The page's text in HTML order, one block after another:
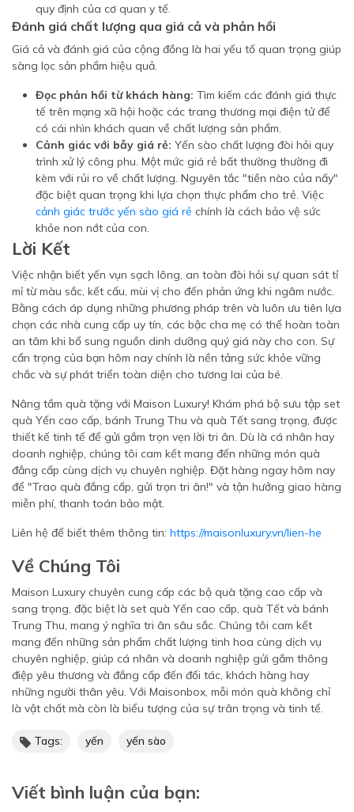
quy định của cơ quan y tế.
Đánh giá chất lượng qua giá cả và phản hồi
Giá cả và đánh giá của cộng đồng là hai yếu tố quan trọng giúp
sàng lọc sản phẩm hiệu quả.
Đọc phản hồi từ khách hàng: Tìm kiếm các đánh giá thực
tế trên mạng xã hội hoặc các trang thương mại điện tử để
có cái nhìn khách quan về chất lượng sản phẩm.
Cảnh giác với bẫy giá rẻ: Yến sào chất lượng đòi hỏi quy
trình xử lý công phu. Một mức giá rẻ bất thường thường đi
kèm với rủi ro về chất lượng. Nguyên tắc "tiền nào của nấy"
đặc biệt quan trọng khi lựa chọn thực phẩm cho trẻ. Việc
cảnh giác trước yến sào giá rẻ chính là cách bảo vệ sức
khỏe non nớt của con.
Lời Kết
Việc nhận biết yến vụn sạch lông, an toàn đòi hỏi sự quan sát tỉ
mỉ từ màu sắc, kết cấu, mùi vị cho đến phản ứng khi ngâm nước.
Bằng cách áp dụng những phương pháp trên và luôn ưu tiên lựa
chọn các nhà cung cấp uy tín, các bậc cha mẹ có thể hoàn toàn
an tâm khi bổ sung nguồn dinh dưỡng quý giá này cho con. Sự
cẩn trọng của bạn hôm nay chính là nền tảng sức khỏe vững
chắc và sự phát triển toàn diện cho tương lai của bé.
Nâng tầm quà tặng với Maison Luxury! Khám phá bộ sưu tập set
quà Yến cao cấp, bánh Trung Thu và quà Tết sang trọng, được
thiết kế tinh tế để gửi gắm trọn vẹn lời tri ân. Dù là cá nhân hay
doanh nghiệp, chúng tôi cam kết mang đến những món quà
đẳng cấp cùng dịch vụ chuyên nghiệp. Đặt hàng ngay hôm nay
để "Trao quà đẳng cấp, gửi trọn tri ân!" và tận hưởng giao hàng
miễn phí, thanh toán bảo mật.
Liên hệ để biết thêm thông tin: https://maisonluxury.vn/lien-he
Về Chúng Tôi
Maison Luxury chuyên cung cấp các bộ quà tặng cao cấp và
sang trọng, đặc biệt là set quà Yến cao cấp, quà Tết và bánh
Trung Thu, mang ý nghĩa tri ân sâu sắc. Chúng tôi cam kết
mang đến những sản phẩm chất lượng tinh hoa cùng dịch vụ
chuyên nghiệp, giúp cá nhân và doanh nghiệp gửi gắm thông
điệp yêu thương và đẳng cấp đến đối tác, khách hàng hay
những người thân yêu. Với Maisonbox, mỗi món quà không chỉ
là vật chất mà còn là biểu tượng của sự trân trọng và tinh tế.
Tags: yến yến sào
Viết bình luận của bạn: